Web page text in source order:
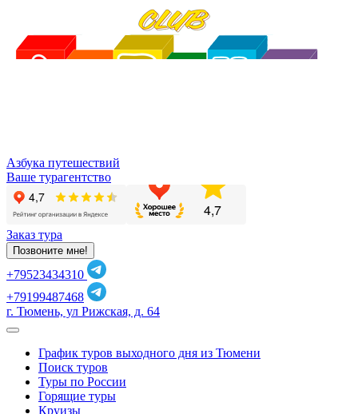
Азбука путешествий
Ваше турагентство
Заказ тура
Позвоните мне!
+79523434310
+79199487468
г. Тюмень, ул Рижская, д. 64
График туров выходного дня из Тюмени
Поиск туров
Туры по России
Горящие туры
Круизы